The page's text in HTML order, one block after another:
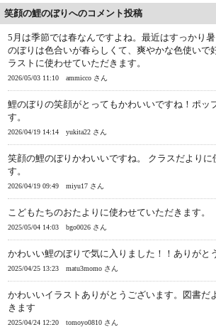
笑顔の鯉のぼりへのコメント投稿
5月は季節では春なんですよね。最近はすっかり
のぼりは色合いが春らしくて、爽やかな色使いで
ラストに使わせていただきます。
2026/05/03 11:10 ammicco さん
鯉のぼりの笑顔がとってもかわいいですね！ポッ
す。
2026/04/19 14:14 yukita22 さん
笑顔の鯉のぼりかわいいですね。 クラスだよりに
す。
2026/04/19 09:49 miyu17 さん
こどもたちのおたよりに使わせていただきます。
2025/05/04 14:03 bgo0026 さん
かわいい鯉のぼりで気に入りました！！ありがと
2025/04/25 13:23 matu3momo さん
かわいいイラストありがとうございます。図書だ
きます
2025/04/24 12:20 tomoyo0810 さん